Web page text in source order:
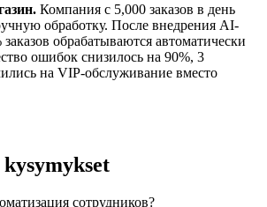
Компания с 5,000 заказов в день
обработку. После внедрения AI-
обрабатываются автоматически
ошибок снизилось на 90%, 3
на VIP-обслуживание вместо
сотрудников?